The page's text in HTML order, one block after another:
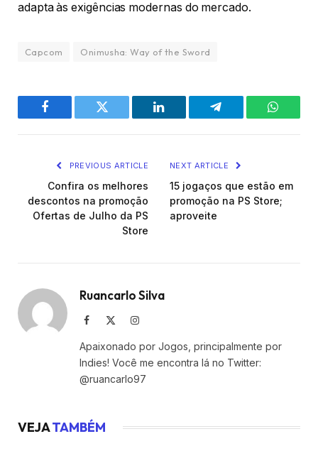
adapta às exigências modernas do mercado.
Capcom Onimusha: Way of the Sword
Facebook Twitter LinkedIn Telegram
PREVIOUS ARTICLE
Confira os melhores
descontos na promoção
Ofertas de Julho da PS
Store
NEXT ARTICLE
15 jogaços que estão em
promoção na PS Store;
aproveite
Ruancarlo Silva
Facebook Instagram
Apaixonado por Jogos, principalmente por
Indies! Você me encontra lá no Twitter:
@ruancarlo97
VEJATAMBÉM